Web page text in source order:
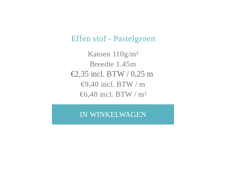
Effen stof - Pastelgroen
Katoen 110g/m²
Breedte 1.45m
€2,35 incl. BTW / 0,25 m
€9,40 incl. BTW / m
€6,48 incl. BTW / m²